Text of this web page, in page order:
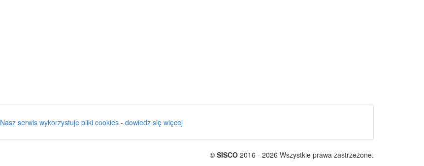
Nasz serwis wykorzystuje pliki cookies - dowiedz się więcej
© SISCO 2016 - 2026 Wszystkie prawa zastrzeżone.